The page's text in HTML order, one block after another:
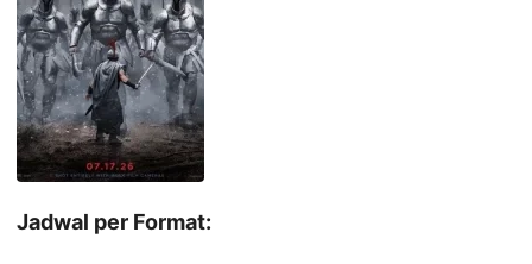
Jadwal per Format: